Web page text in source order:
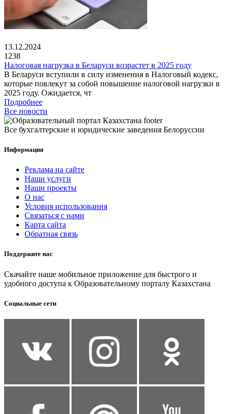
13.12.2024
1238
Налоговая нагрузка в Беларуси возрастет в 2025 году
В Беларуси вступили в силу изменения в Налоговый кодекс,
которые повлекут за собой повышение налоговой нагрузки в
2025 году. Ожидается, чт
Подробнее
Все новости
Все бухгалтерские и юридические заведения Белоруссии
Информация
Реклама на сайте
Наши услуги
Наши проекты
О нас
Условия использования
Связаться с нами
Карта сайта
Обратная связь
Поддержите нас
Скачайте наше мобильное приложение для быстрого и
удобного доступа к Образовательному порталу Казахстана
Социальные сети